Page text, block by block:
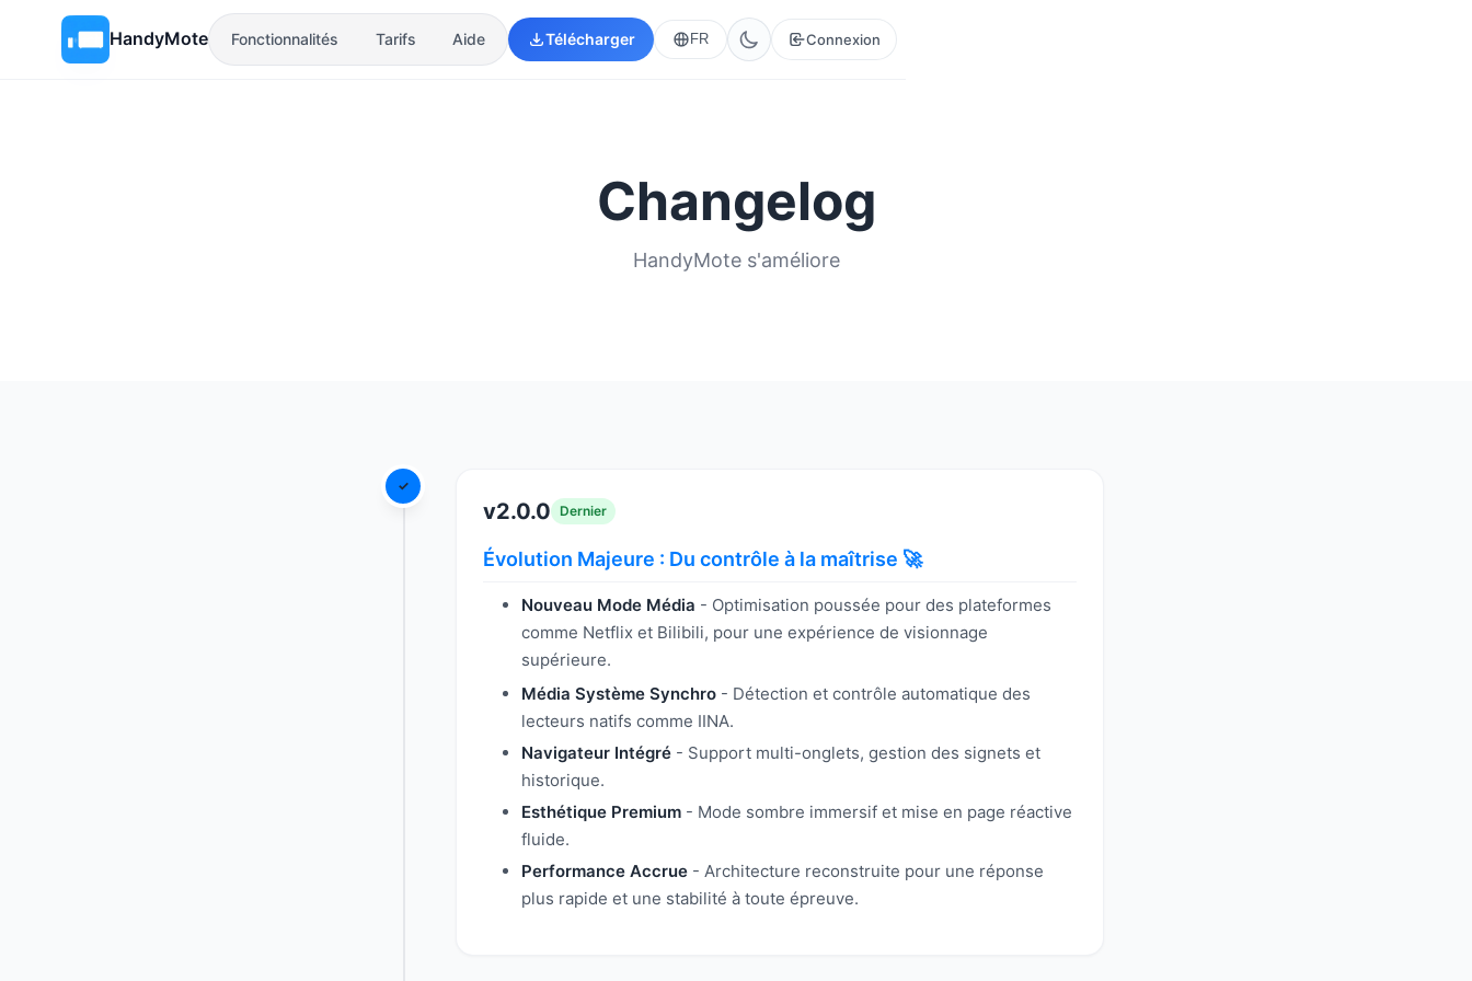
HandyMote Fonctionnalités Tarifs Aide Télécharger FR Connexion
Changelog
HandyMote s'améliore
✓
v2.0.0 Dernier
Évolution Majeure : Du contrôle à la maîtrise 🚀
Nouveau Mode Média - Optimisation poussée pour des plateformes
comme Netflix et Bilibili, pour une expérience de visionnage
supérieure.
Média Système Synchro- Détection et contrôle automatique des
lecteurs natifs comme IINA.
Navigateur Intégré- Support multi-onglets, gestion des signets et
historique.
Esthétique Premium- Mode sombre immersif et mise en page réactive
fluide.
Performance Accrue- Architecture reconstruite pour une réponse
plus rapide et une stabilité à toute épreuve.